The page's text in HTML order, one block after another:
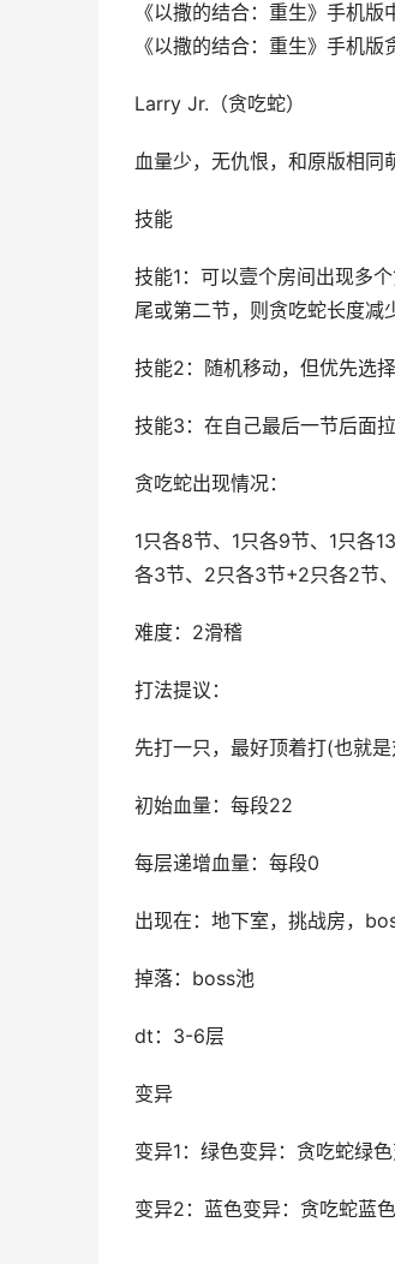
《以撒的结合：重生》手机
《以撒的结合：重生》手机版
Larry Jr.（贪吃蛇）
血量少，无仇恨，和原版相同
技能
技能1：可以壹个房间出现多
尾或第二节，则贪吃蛇长度减
技能2：随机移动，但优先选
技能3：在自己最后一节后面拉
贪吃蛇出现情况：
1只各8节、1只各9节、1只各
各3节、2只各3节+2只各2节
难度：2滑稽
打法提议：
先打一只，最好顶着打(也就
初始血量：每段22
每层递增血量：每段0
出现在：地下室，挑战房，
掉落：boss池
dt：3-6层
变异
变异1：绿色变异：贪吃蛇绿
变异2：蓝色变异：贪吃蛇蓝